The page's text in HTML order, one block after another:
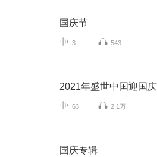
国庆节
3 543
2021年盛世中国迎国
63 2.1万
国庆专辑